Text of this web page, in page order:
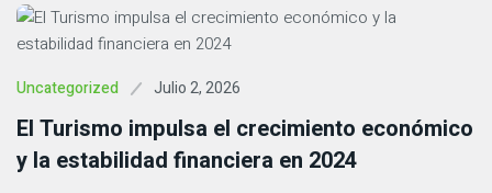
Uncategorized Julio 2, 2026
El Turismo impulsa el crecimiento económico
y la estabilidad financiera en 2024